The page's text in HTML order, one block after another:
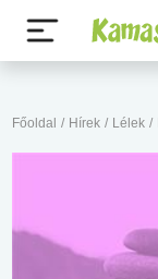
Főoldal / Hírek / Lélek /